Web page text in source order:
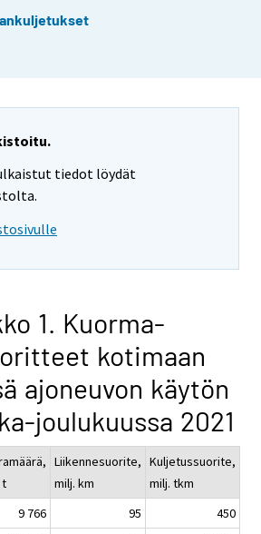
tiedot löydät
1. Kuorma-
kotimaan
ajoneuvon käytön
joulukuussa 2021
t
Liikennesuorite,
milj. km
Kuljetussuorite,
milj. tkm
9 766 95
450